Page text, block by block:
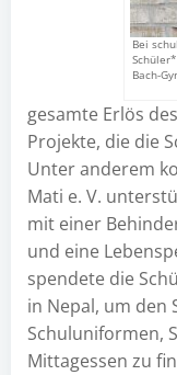
Bei
Bach-
gesamte Erlös
Projekte, die die
Unter anderem
Mati e. V.
mit einer
und eine
spendete die
in Nepal, um
Schuluniformen,
Mittagessen zu